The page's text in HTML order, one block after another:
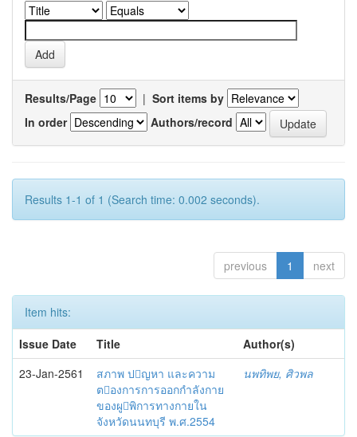
Results/Page | Sort items by
In order
Authors/record
Results 1-1 of 1 (Search time: 0.002 seconds).
previous 1 next
Item hits:
Issue Date
Title
Author(s)
23-Jan-2561
สภาพ ปญหา และความ
ตองการการออกกำลังกาย
ของผูพิการทางกายใน
จังหวัดนนทบุรี พ.ศ.2554
นพทิพย, ศิวพล